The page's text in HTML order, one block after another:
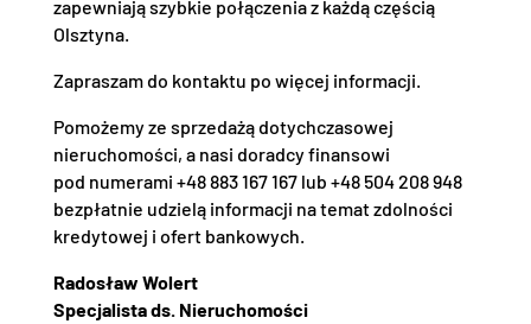
zapewniają szybkie połączenia z każdą częścią
Olsztyna.
Zapraszam do kontaktu po więcej informacji.
Pomożemy ze sprzedażą dotychczasowej
nieruchomości, a nasi doradcy finansowi
pod numerami +48 883 167 167 lub +48 504 208 948
bezpłatnie udzielą informacji na temat zdolności
kredytowej i ofert bankowych.
Radosław Wolert
Specjalista ds. Nieruchomości